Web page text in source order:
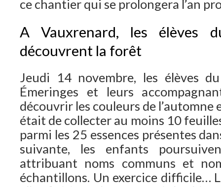
ce chantier qui se prolongera l’an
A Vauxrenard, les élèves
découvrent la forêt
Jeudi 14 novembre, les élèves
Émeringes et leurs
découvrir les couleurs de l’automne
était de collecter au moins 10
parmi les 25 essences présentes
suivante, les enfants
attribuant noms communs et
échantillons. Un exercice difficile…